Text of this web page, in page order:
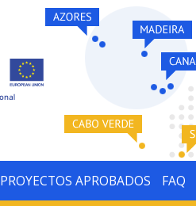
PROYECTOS APROBADOS FAQ